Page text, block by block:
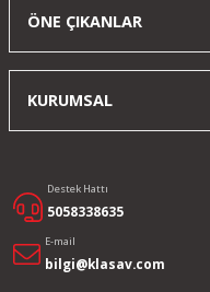
ÖNE ÇIKANLAR
KURUMSAL
Destek Hattı
5058338635
E-mail
bilgi@klasav.com